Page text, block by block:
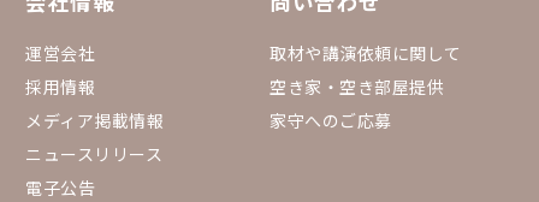
運営会社
採用情報
メディア掲載情報
ニュースリリース
電子公告
取材や講演依頼に関して
空き家・空き部屋提供
家守へのご応募